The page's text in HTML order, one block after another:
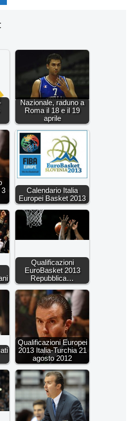
Nazionale, raduno a
Roma il 18 e il 19
aprile
3
Calendario Italia
Europei Basket 2013
Qualificazioni
EuroBasket 2013
Repubblica…
Qualificazioni Europei
2013 Italia-Turchia 21
agosto 2012